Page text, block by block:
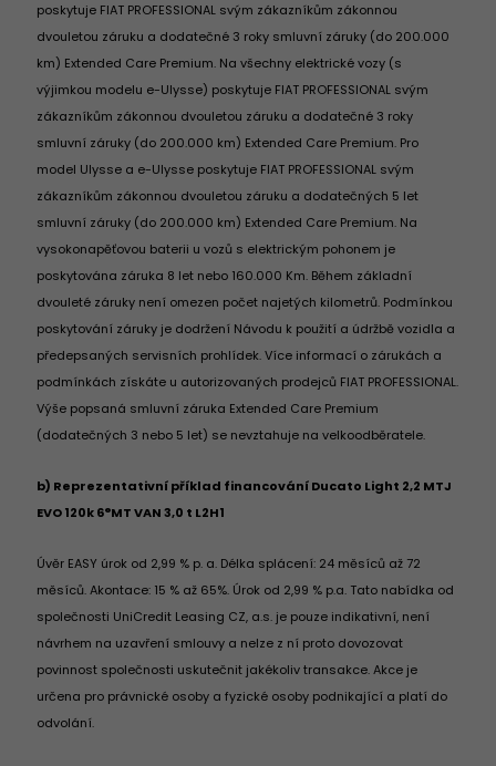
poskytuje FIAT PROFESSIONAL svým zákazníkům zákonnou
dvouletou záruku a dodatečné 3 roky smluvní záruky (do 200.000
km) Extended Care Premium. Na všechny elektrické vozy (s
výjimkou modelu e-Ulysse) poskytuje FIAT PROFESSIONAL svým
zákazníkům zákonnou dvouletou záruku a dodatečné 3 roky
smluvní záruky (do 200.000 km) Extended Care Premium. Pro
model Ulysse a e-Ulysse poskytuje FIAT PROFESSIONAL svým
zákazníkům zákonnou dvouletou záruku a dodatečných 5 let
smluvní záruky (do 200.000 km) Extended Care Premium. Na
vysokonapěťovou baterii u vozů s elektrickým pohonem je
poskytována záruka 8 let nebo 160.000 Km. Během základní
dvouleté záruky není omezen počet najetých kilometrů. Podmínkou
poskytování záruky je dodržení Návodu k použití a údržbě vozidla a
předepsaných servisních prohlídek. Více informací o zárukách a
podmínkách získáte u autorizovaných prodejců FIAT PROFESSIONAL.
Výše popsaná smluvní záruka Extended Care Premium
(dodatečných 3 nebo 5 let) se nevztahuje na velkoodběratele.
b) Reprezentativní příklad financování Ducato Light 2,2 MTJ
EVO 120k 6°MT VAN 3,0 t L2H1
Úvěr EASY úrok od 2,99 % p. a. Délka splácení: 24 měsíců až 72
měsíců. Akontace: 15 % až 65%. Úrok od 2,99 % p.a. Tato nabídka od
společnosti UniCredit Leasing CZ, a.s. je pouze indikativní, není
návrhem na uzavření smlouvy a nelze z ní proto dovozovat
povinnost společnosti uskutečnit jakékoliv transakce. Akce je
určena pro právnické osoby a fyzické osoby podnikající a platí do
odvolání.